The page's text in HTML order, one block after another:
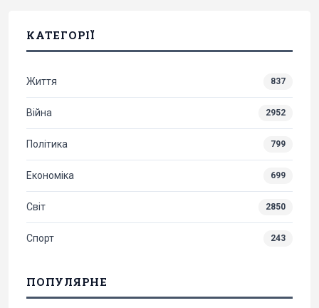
КАТЕГОРІЇ
Життя 837
Війна 2952
Політика 799
Економіка 699
Світ 2850
Спорт 243
ПОПУЛЯРНЕ